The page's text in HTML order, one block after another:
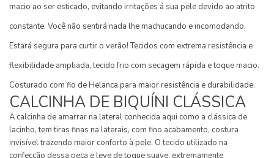
macio ao ser esticado, evitando irritações á sua pele devido ao atrito
constante. Você não sentirá nada lhe machucando e incomodando.
Estará segura para curtir o verão! Tecidos com extrema resistência e
flexibilidade ampliada, tecido frio com secagem rápida e toque macio.
Costurado com fio de Helanca para maior resistência e durabilidade.
CALCINHA DE BIQUÍNI CLÁSSICA
A calcinha de amarrar na lateral conhecida aqui como a clássica de
lacinho, tem tiras finas na laterais, com fino acabamento, costura
invisível trazendo maior conforto à pele. O tecido utilizado na
confecção dessa peça e leve de toque suave, extremamente